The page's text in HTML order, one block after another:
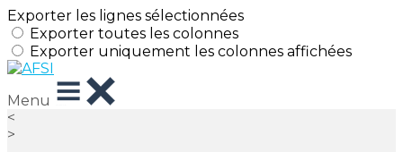
Exporter les lignes sélectionnées
Exporter toutes les colonnes
Exporter uniquement les colonnes affichées
Menu
<
>